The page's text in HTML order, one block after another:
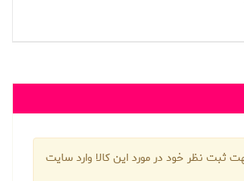
ثبت نظر خود در مورد این کالا وارد سایت